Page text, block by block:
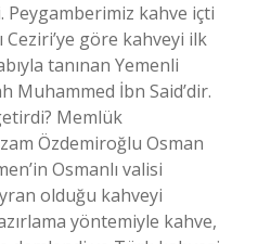
kahve içti
Ceziri’ye göre kahveyi ilk
tanınan Yemenli
Muhammed İbn Said’dir.
Memlük
Özdemiroğlu Osman
Osmanlı valisi
olduğu kahveyi
yöntemiyle kahve,